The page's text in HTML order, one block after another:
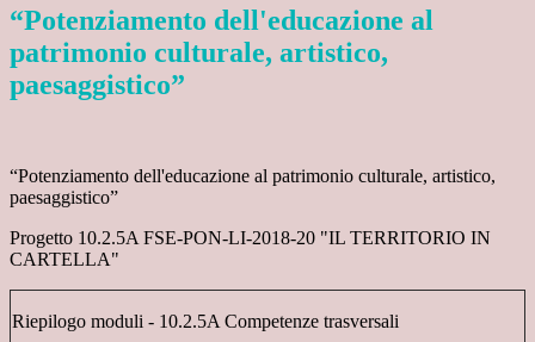
“Potenziamento dell'educazione al
patrimonio culturale, artistico,
paesaggistico”
“Potenziamento dell'educazione al patrimonio culturale, artistico,
paesaggistico”
Progetto 10.2.5A FSE-PON-LI-2018-20 "IL TERRITORIO IN
CARTELLA"
Riepilogo moduli - 10.2.5A Competenze trasversali